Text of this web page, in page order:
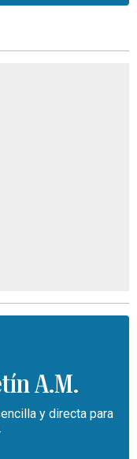
A.M.
y directa para